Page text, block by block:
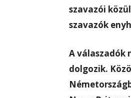
szavazói
szavazók
A válaszadók
dolgozik.